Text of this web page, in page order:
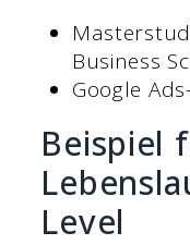
Business
Google
Beispiel
Level